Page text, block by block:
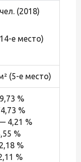
чел. (2018)
е место)
(5-е место)
%
%
4,21 %
%
%
%